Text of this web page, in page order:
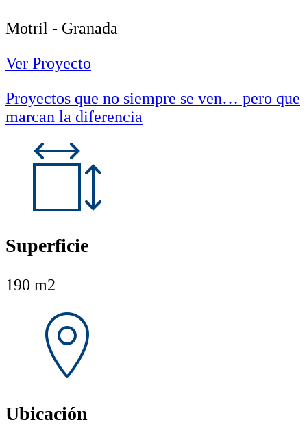
Motril - Granada
Ver Proyecto
Proyectos que no siempre se ven… pero que
marcan la diferencia
Superficie
190 m2
Ubicación